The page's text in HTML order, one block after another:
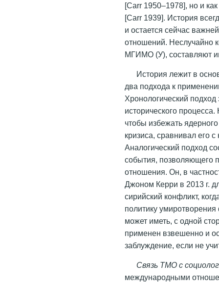
[Carr 1950–1978], но и
[Carr 1939]. История
и остается сейчас
отношений. Неслучайно
МГИМО (У), составляют
История лежит в
два подхода к
Хронологический подход
исторического
чтобы избежать
кризиса, сравнивал его
Аналогический подход
события, позволяющего
отношения. Он, в
Джоном Керри в 2013 г.
сирийский конфликт,
политику
может иметь, с одной
применен взвешенно и
заблуждение, если не
Связь ТМО с
международными